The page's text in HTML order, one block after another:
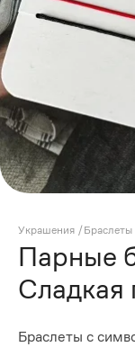
Украшения /Браслеты
Парные
Сладкая
Браслеты с